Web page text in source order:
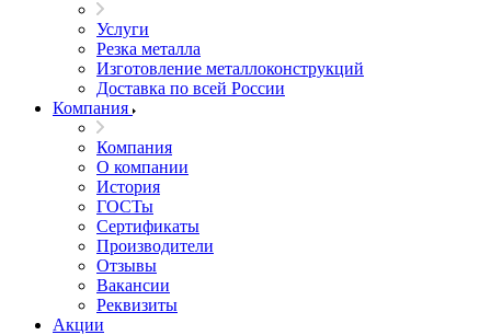
Услуги
Резка металла
Изготовление металлоконструкций
Доставка по всей России
Компания
Компания
О компании
История
ГОСТы
Сертификаты
Производители
Отзывы
Вакансии
Реквизиты
Акции